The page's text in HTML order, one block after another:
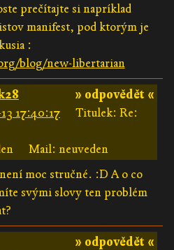
prečítajte si napríklad
manifest, pod ktorým je
:
blog/new-libertarian
» odpovědět «
17:40:17
Titulek: Re:
Mail: neuveden
moc stručné. :D A o co
svými slovy ten problém
» odpovědět «